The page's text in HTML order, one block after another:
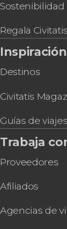
Sostenibilidad
Regala Civitatis
Inspiración
Destinos
Civitatis
Guías de viajes
Trabaja
Proveedores
Afiliados
Agencias de